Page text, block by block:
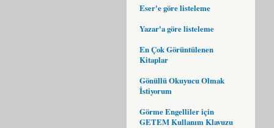
Eser'e göre listeleme
Yazar'a göre listeleme
En Çok Görüntülenen
Kitaplar
Gönüllü Okuyucu Olmak
İstiyorum
Görme Engelliler için
GETEM Kullanım Klavuzu